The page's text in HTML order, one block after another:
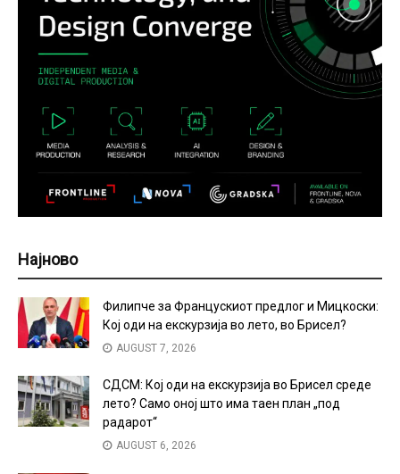
Најново
Филипче за Францускиот предлог и Мицкоски:
Кој оди на екскурзија во лето, во Брисел?
AUGUST 7, 2026
СДСМ: Кој оди на екскурзија во Брисел среде
лето? Само оној што има таен план „под
радарот“
AUGUST 6, 2026